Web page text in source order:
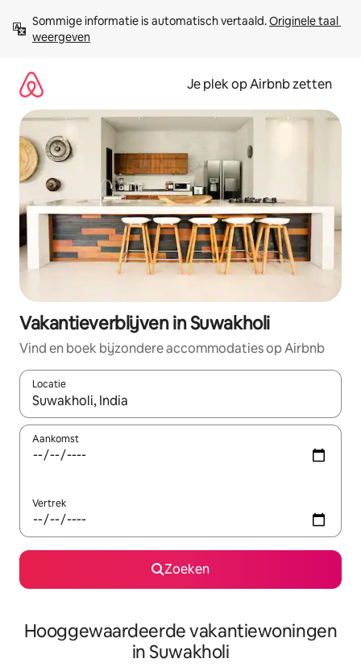
direct
naar
Sommige informatie is automatisch vertaald. Originele taal
weergeven
Je plek op Airbnb zetten
Vakantieverblijven in Suwakholi
Vind en boek bijzondere accommodaties op Airbnb
Locatie
Wanneer er resultaten beschikbaar zijn, maak je een keuze
Aankomst
Vertrek
Zoeken
Hooggewaardeerde vakantiewoningen
in Suwakholi